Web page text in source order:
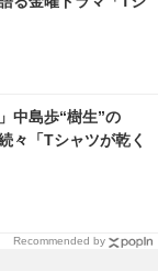
中島歩“樹生”の
々「Tシャツが乾く
Recommended by